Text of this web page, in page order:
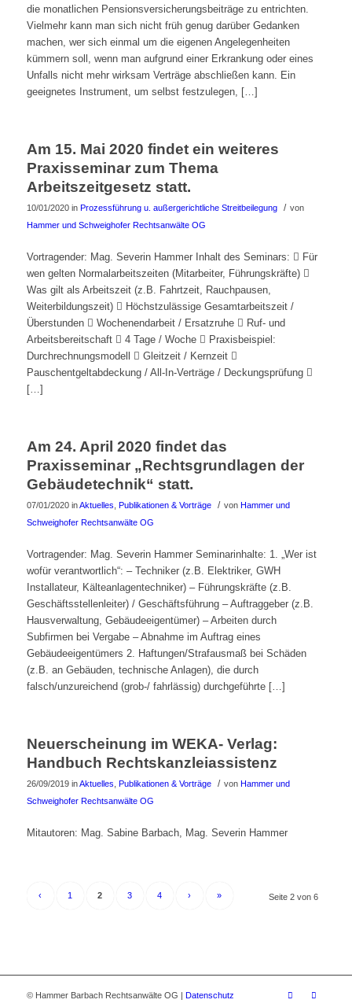
die monatlichen Pensionsversicherungsbeiträge zu entrichten.
Vielmehr kann man sich nicht früh genug darüber Gedanken
machen, wer sich einmal um die eigenen Angelegenheiten
kümmern soll, wenn man aufgrund einer Erkrankung oder eines
Unfalls nicht mehr wirksam Verträge abschließen kann. Ein
geeignetes Instrument, um selbst festzulegen, […]
Am 15. Mai 2020 findet ein weiteres
Praxisseminar zum Thema
Arbeitszeitgesetz statt.
10/01/2020 in Prozessführung u. außergerichtliche Streitbeilegung / von
Hammer und Schweighofer Rechtsanwälte OG
Vortragender: Mag. Severin Hammer Inhalt des Seminars:  Für
wen gelten Normalarbeitszeiten (Mitarbeiter, Führungskräfte) 
Was gilt als Arbeitszeit (z.B. Fahrtzeit, Rauchpausen,
Weiterbildungszeit)  Höchstzulässige Gesamtarbeitszeit /
Überstunden  Wochenendarbeit / Ersatzruhe  Ruf- und
Arbeitsbereitschaft  4 Tage / Woche  Praxisbeispiel:
Durchrechnungsmodell  Gleitzeit / Kernzeit 
Pauschentgeltabdeckung / All-In-Verträge / Deckungsprüfung 
[…]
Am 24. April 2020 findet das
Praxisseminar „Rechtsgrundlagen der
Gebäudetechnik“ statt.
07/01/2020 inAktuelles Publikationen & Vorträge / von Hammer und
Schweighofer Rechtsanwälte OG
Vortragender: Mag. Severin Hammer Seminarinhalte: 1. „Wer ist
wofür verantwortlich“: – Techniker (z.B. Elektriker, GWH
Installateur, Kälteanlagentechniker) – Führungskräfte (z.B.
Geschäftsstellenleiter) / Geschäftsführung – Auftraggeber (z.B.
Hausverwaltung, Gebäudeeigentümer) – Arbeiten durch
Subfirmen bei Vergabe – Abnahme im Auftrag eines
Gebäudeeigentümers 2. Haftungen/Strafausmaß bei Schäden
(z.B. an Gebäuden, technische Anlagen), die durch
falsch/unzureichend (grob-/ fahrlässig) durchgeführte […]
Neuerscheinung im WEKA- Verlag:
Handbuch Rechtskanzleiassistenz
26/09/2019 inAktuelles Publikationen & Vorträge / von Hammer und
Schweighofer Rechtsanwälte OG
Mitautoren: Mag. Sabine Barbach, Mag. Severin Hammer
Seite 2 von 6
‹ 1 2 3 4 › »
© Hammer Barbach Rechtsanwälte OG | Datenschutz